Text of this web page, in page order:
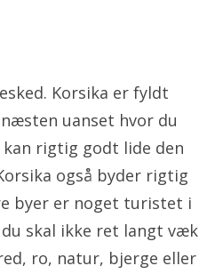
Korsika er fyldt
uanset hvor du
kan rigtig godt lide den
også byder rigtig
byer er noget turistet i
skal ikke ret langt væk
ro, natur, bjerge eller